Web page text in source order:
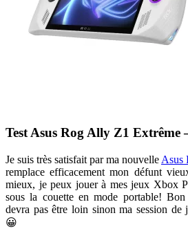
Test Asus Rog Ally Z1 Extrême
Je suis très satisfait par ma nouvelle Asus
remplace efficacement mon défunt
mieux, je peux jouer à mes jeux Xbox
sous la couette en mode portable!
devra pas être loin sinon ma session de
😀